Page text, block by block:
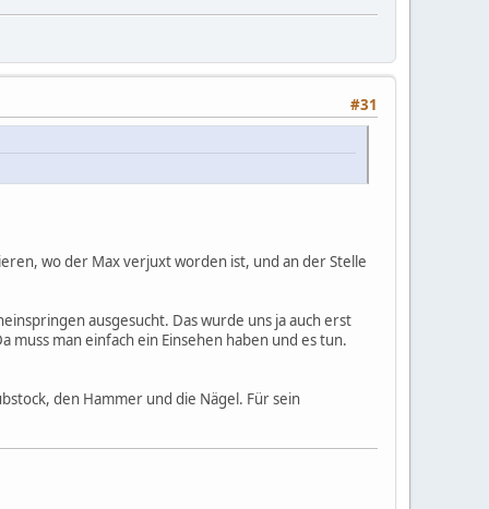
#31
wo der Max verjuxt worden ist, und an der Stelle
ausgesucht. Das wurde uns ja auch erst
man einfach ein Einsehen haben und es tun.
den Hammer und die Nägel. Für sein